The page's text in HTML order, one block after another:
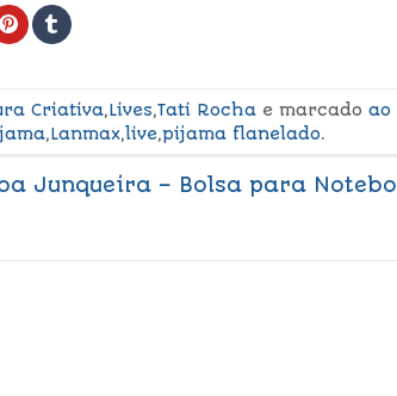
Criativa,Lives,Tati Rochae marcado ao
,Lanmax,live,pijama flanelado.
Junqueira – Bolsa para